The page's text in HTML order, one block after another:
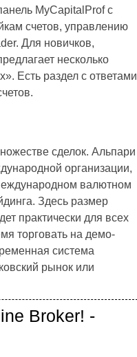
MyCapitalProf с
счетов, управлению
Для новичков,
несколько
Есть раздел с ответами
сделок. Альпари
организации,
валютном
Здесь размер
практически для всех
торговать на демо-
система
рынок или
Broker! -